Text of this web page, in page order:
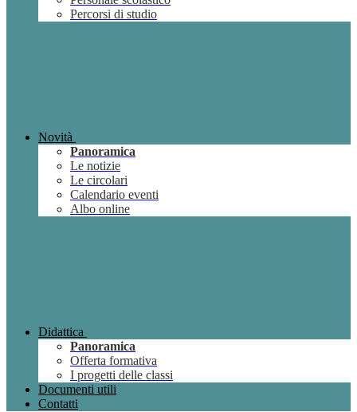
Percorsi di studio
Novità
Panoramica
Le notizie
Le circolari
Calendario eventi
Albo online
Didattica
Panoramica
Offerta formativa
I progetti delle classi
Documenti utili
Contatti